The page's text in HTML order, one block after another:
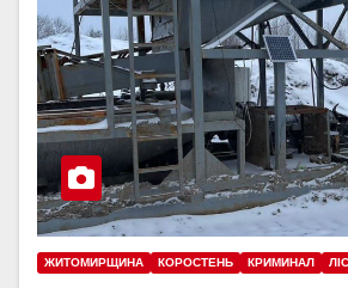
ЖИТОМИРЩИНА КОРОСТЕНЬ КРИМИНАЛ ЛІС